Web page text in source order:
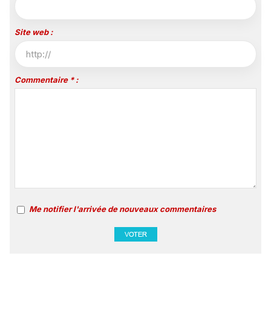
Site web :
Commentaire * :
Me notifier l'arrivée de nouveaux commentaires